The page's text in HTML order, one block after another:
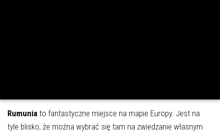
Rumunia to fantastyczne miejsce na mapie Europy. Jest na
tyle blisko, że można wybrać się tam na zwiedzanie własnym